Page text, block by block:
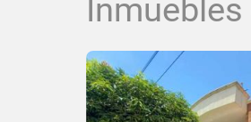
Inmuebles